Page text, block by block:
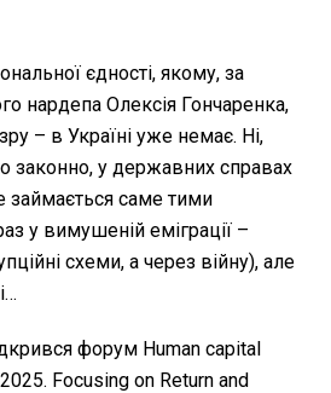
єдності, якому, за
нардепа Олексія Гончаренка,
– в Україні уже немає. Ні,
законно, у державних справах
займається саме тими
у вимушеній еміграції –
схеми, а через війну), але
форум Human capital
Focusing on Return and